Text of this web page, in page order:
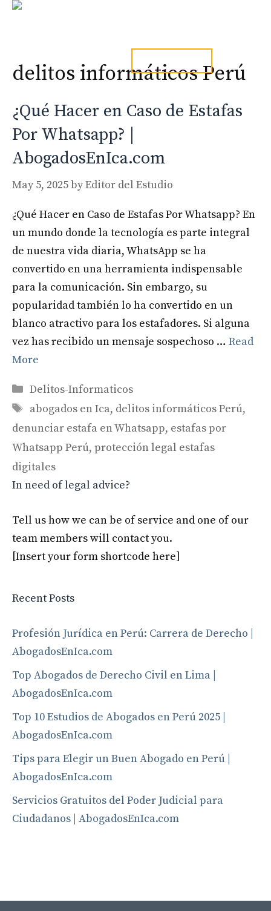
Skip
delitos informáticos Perú
¿Qué Hacer en Caso de Estafas
Por Whatsapp? |
AbogadosEnIca.com
May 5, 2025byEditor del Estudio
¿Qué Hacer en Caso de Estafas Por Whatsapp? En
un mundo donde la tecnología es parte integral
de nuestra vida diaria, WhatsApp se ha
convertido en una herramienta indispensable
para la comunicación. Sin embargo, su
popularidad también lo ha convertido en un
blanco atractivo para los estafadores. Si alguna
vez has recibido un mensaje sospechoso … Read
More
Categories
Delitos-Informaticos
Tags
abogados en Ica, delitos informáticos Perú,
denunciar estafa en Whatsapp, estafas por
Whatsapp Perú, protección legal estafas
digitales
In need of legal advice?
Tell us how we can be of service and one of our
team members will contact you.
[Insert your form shortcode here]
Recent Posts
Profesión Jurídica en Perú: Carrera de Derecho |
AbogadosEnIca.com
Top Abogados de Derecho Civil en Lima |
AbogadosEnIca.com
Top 10 Estudios de Abogados en Perú 2025 |
AbogadosEnIca.com
Tips para Elegir un Buen Abogado en Perú |
AbogadosEnIca.com
Servicios Gratuitos del Poder Judicial para
Ciudadanos | AbogadosEnIca.com